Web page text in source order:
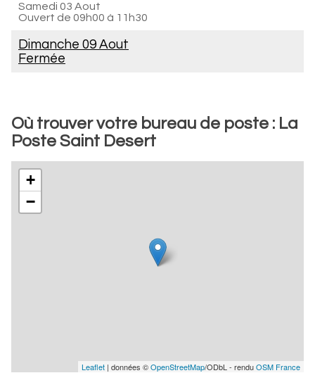
Samedi 03 Aout
Ouvert de 09h00 à 11h30
Dimanche 09 Aout
Fermée
Où trouver votre bureau de poste : La
Poste Saint Desert
+
−
Leaflet | données ©OpenStreetMap/ODbL - renduOSM France